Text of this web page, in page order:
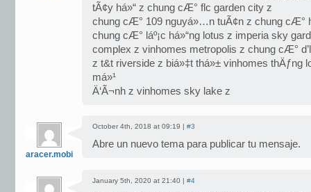
tÃ¢y há»“ z chung cÆ° flc garden city z
chung cÆ° 109 nguyá»…n tuÃ¢n z chung cÆ°
chung cÆ° láº¡c há»“ng lotus z imperia sky
complex z vinhomes metropolis z chung cÆ°
z t&t riverside z biá»‡t thá»± vinhomes thÄƒng
má»¹
Ä‘Ã¬nh z vinhomes sky lake z
aracer.mobi
October 4th, 2018 at 09:19 | #3
Abre un nuevo tema para publicar tu mensaje.
January 5th, 2020 at 21:40 | #4